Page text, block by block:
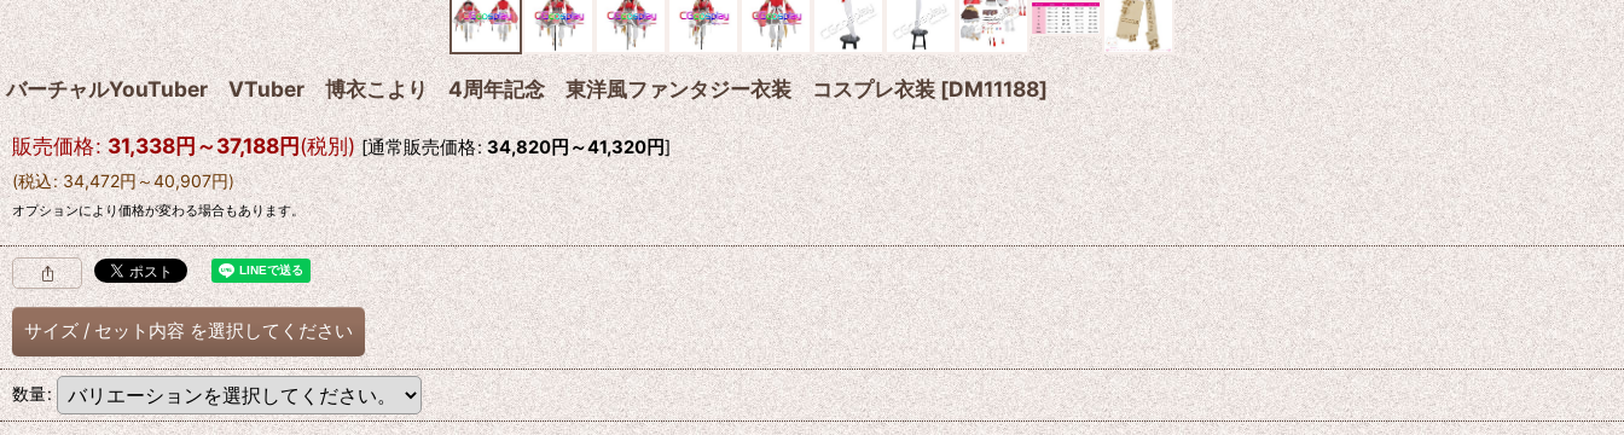
バーチャルYouTuber VTuber 博衣こより 4周年記念 東洋風ファンタジー衣装 コスプレ衣装[DM11188]
販売価格: 31,338円～37,188円(税別) [通常販売価格: 34,820円～41,320円]
(税込: 34,472円～40,907円)
オプションにより価格が変わる場合もあります。
サイズ / セット内容 を選択してください
数量: